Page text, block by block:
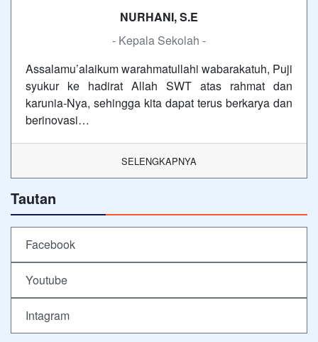
NURHANI, S.E
- Kepala Sekolah -
Assalamu’alaikum warahmatullahi wabarakatuh, Puji
syukur ke hadirat Allah SWT atas rahmat dan
karunia-Nya, sehingga kita dapat terus berkarya dan
berinovasi…
SELENGKAPNYA
Tautan
Facebook
Youtube
Intagram